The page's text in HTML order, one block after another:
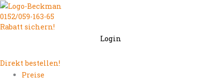
Zum
Inhalt
springen
0152/059-163-65
Rabatt sichern!
Login
Direkt bestellen!
Preise